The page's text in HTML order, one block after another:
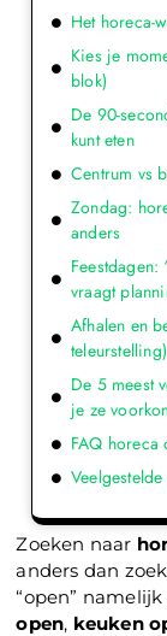
Zoeken naar
anders dan
“open”
open, keuken
Het horeca-
Kies je
blok)
De 90-
kunt eten
Centrum vs
Zondag:
anders
Feestdagen:
vraagt
Afhalen en
teleurstelling)
De 5 meest
je ze
FAQ horeca